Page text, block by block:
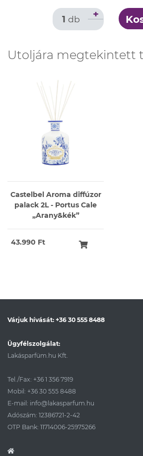
1 db +
Utoljára megtekintett
Castelbel Aroma diffúzor
palack 2L - Portus Cale
„Arany&kék”
43.990 Ft
Várjuk hívását: +36 30 555 8488
Ügyfélszolgálat:
Lakásparfüm.hu Kft.
Tel./Fax: +36 1 356 7919
Mobil: +36 30 555 8488
E-mail: info@lakasparfum.hu
Adószám: 12386721-2-42
OTP Bank: 11714006-25975266